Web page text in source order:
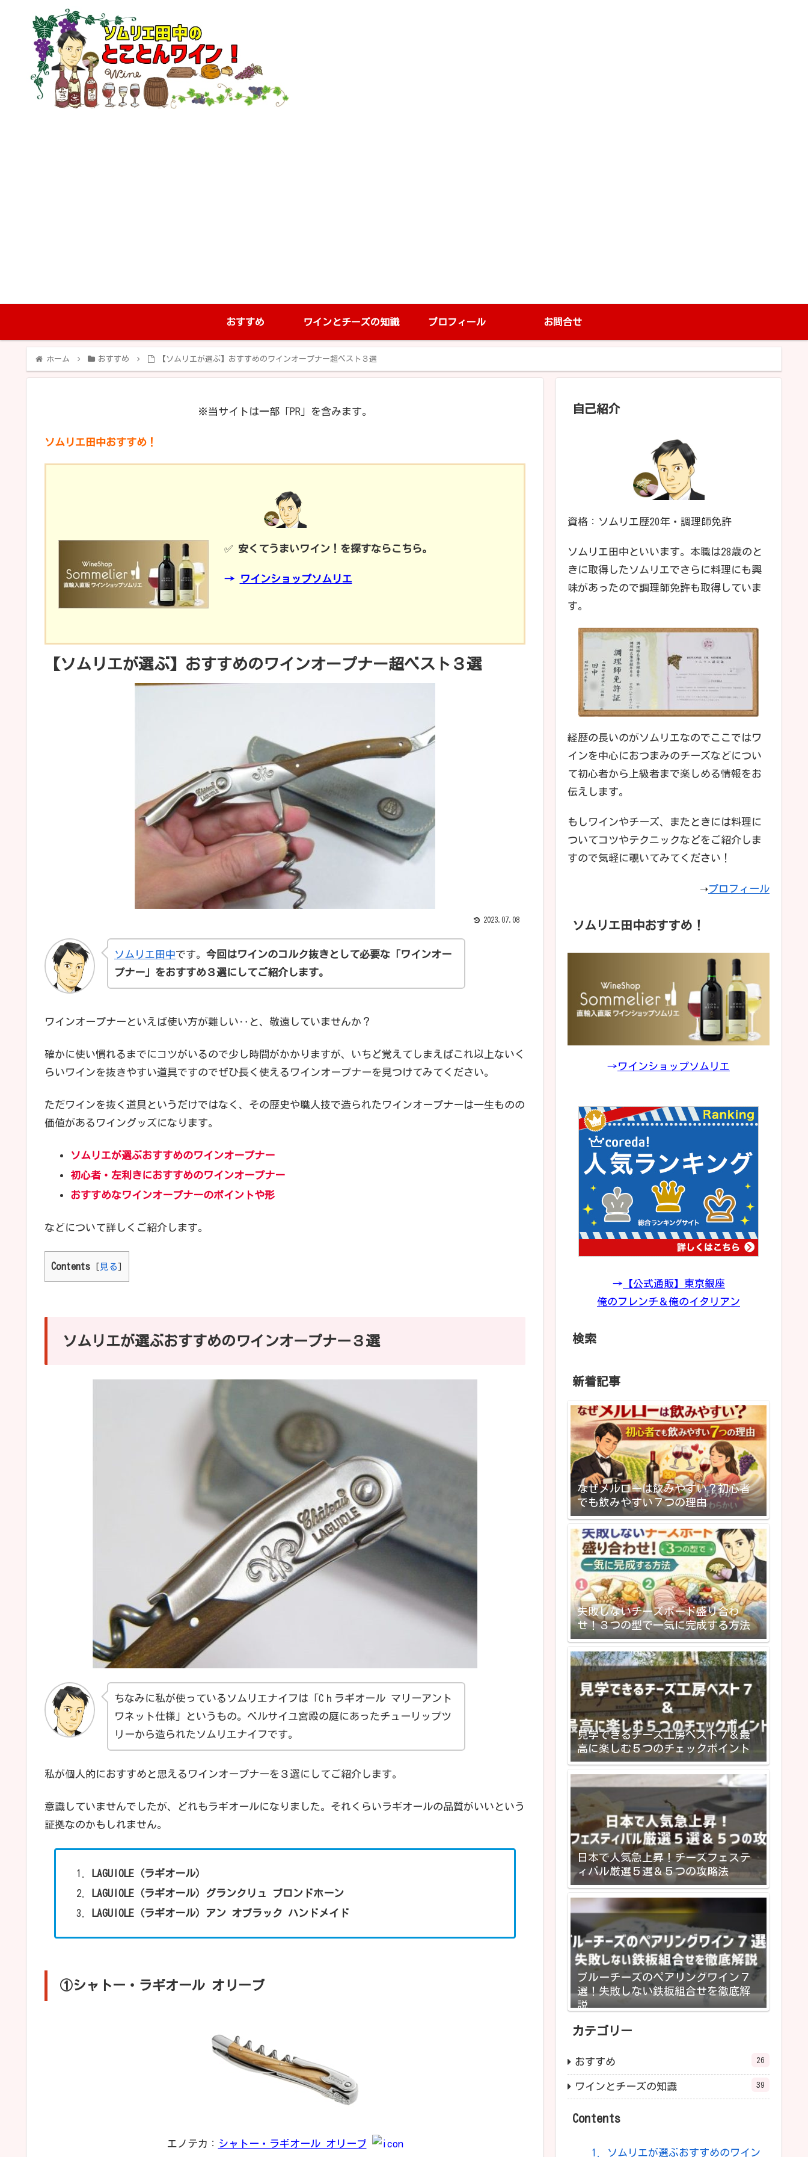
おすすめ ワインとチーズの知識 プロフィール お問合せ
ホーム おすすめ 【ソムリエが選ぶ】おすすめのワインオープナー超ベスト３選
※当サイトは一部「PR」を含みます。
ソムリエ田中おすすめ！
✅ 安くてうまいワイン！を探すならこちら。
→ ワインショップソムリエ
【ソムリエが選ぶ】おすすめのワインオープナー超ベスト３選
2023.07.08
ソムリエ田中です。 今回はワインのコルク抜きとして必要な「ワインオー
プナー」をおすすめ３選にしてご紹介します。
ワインオープナーといえば使い方が難しい‥と、敬遠していませんか？
確かに使い慣れるまでにコツがいるので少し時間がかかりますが、いちど覚えてしまえばこれ以上ないく
らいワインを抜きやすい道具ですのでぜひ長く使えるワインオープナーを見つけてみてください。
ただワインを抜く道具というだけではなく、その歴史や職人技で造られたワインオープナーは一生ものの
価値があるワイングッズになります。
ソムリエが選ぶおすすめのワインオープナー
初心者・左利きにおすすめのワインオープナー
おすすめなワインオープナーのポイントや形
などについて詳しくご紹介します。
Contents [ 見る ]
ソムリエが選ぶおすすめのワインオープナー３選
ちなみに私が使っているソムリエナイフは「Cｈラギオール マリーアント
ワネット仕様」というもの。ベルサイユ宮殿の庭にあったチューリップツ
リーから造られたソムリエナイフです。
私が個人的におすすめと思えるワインオープナーを３選にしてご紹介します。
意識していませんでしたが、どれもラギオールになりました。それくらいラギオールの品質がいいという
証拠なのかもしれません。
LAGUIOLE（ラギオール）
LAGUIOLE（ラギオール）グランクリュ ブロンドホーン
LAGUIOLE（ラギオール）アン オブラック ハンドメイド
①シャトー・ラギオール オリーブ
エノテカ： シャトー・ラギオール オリーブ
自己紹介
資格：ソムリエ歴20年・調理師免許
ソムリエ田中といいます。本職は28歳のと
きに取得したソムリエでさらに料理にも興
味があったので調理師免許も取得していま
す。
経歴の長いのがソムリエなのでここではワ
インを中心におつまみのチーズなどについ
て初心者から上級者まで楽しめる情報をお
伝えします。
もしワインやチーズ、またときには料理に
ついてコツやテクニックなどをご紹介しま
すので気軽に覗いてみてください！
➝プロフィール
ソムリエ田中おすすめ！
→ワインショップソムリエ
→ 【公式通販】東京銀座
俺のフレンチ＆俺のイタリアン
検索
新着記事
なぜメルローは飲みやすい？初心者
でも飲みやすい７つの理由
失敗しないチーズボード盛り合わ
せ！３つの型で一気に完成する方法
見学できるチーズ工房ベスト７＆最
高に楽しむ５つのチェックポイント
日本で人気急上昇！チーズフェステ
ィバル厳選５選＆５つの攻略法
ブルーチーズのペアリングワイン７
選！失敗しない鉄板組合せを徹底解
説
カテゴリー
おすすめ 26
ワインとチーズの知識 39
Contents
1. ソムリエが選ぶおすすめのワイン